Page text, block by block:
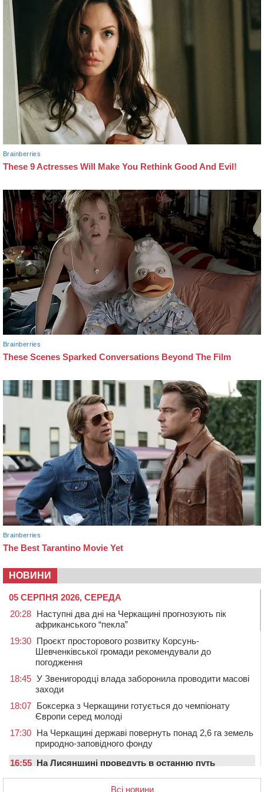
НОВИНИ
05 СЕРПНЯ 2026, СЕРЕДА
20:28 Наступні два дні на Черкащині прогнозують пік
африканського “пекла”
19:30 Проєкт просторового розвитку Корсунь-
Шевченківської громади рекомендували до
погодження
18:45 У Звенигородці влада заборонила проводити масові
заходи
18:07 Боксерка з Черкащини готується до чемпіонату
Європи серед молоді
17:30 На Черкащині державі повернуть понад 2,6 га земель
природно-заповідного фонду
16:55 На Лисянщині проведуть в останню путь
Всі новини